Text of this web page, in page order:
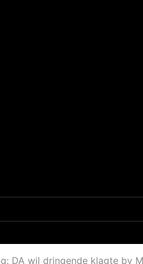
DA wil dringende klagte by